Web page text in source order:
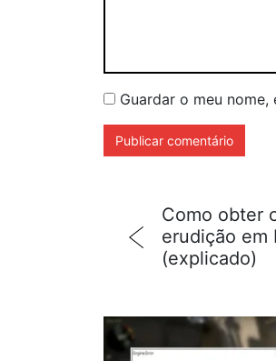
Guardar o meu
Como obter
erudição em
(explicado)